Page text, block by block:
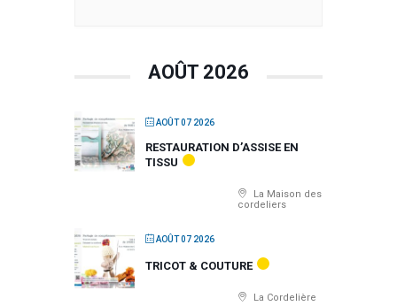
AOÛT 2026
AOÛT 07 2026
RESTAURATION D’ASSISE EN
TISSU
La Maison des
cordeliers
AOÛT 07 2026
TRICOT & COUTURE
La Cordelière